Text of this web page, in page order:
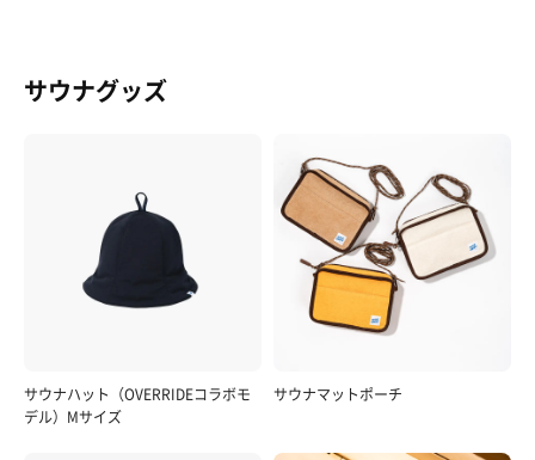
サウナグッズ
サウナハット（OVERRIDEコラボモ
デル）Mサイズ
サウナマットポーチ